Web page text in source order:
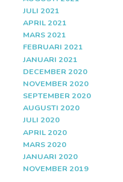
JULI 2021
APRIL 2021
MARS 2021
FEBRUARI 2021
JANUARI 2021
DECEMBER 2020
NOVEMBER 2020
SEPTEMBER 2020
AUGUSTI 2020
JULI 2020
APRIL 2020
MARS 2020
JANUARI 2020
NOVEMBER 2019